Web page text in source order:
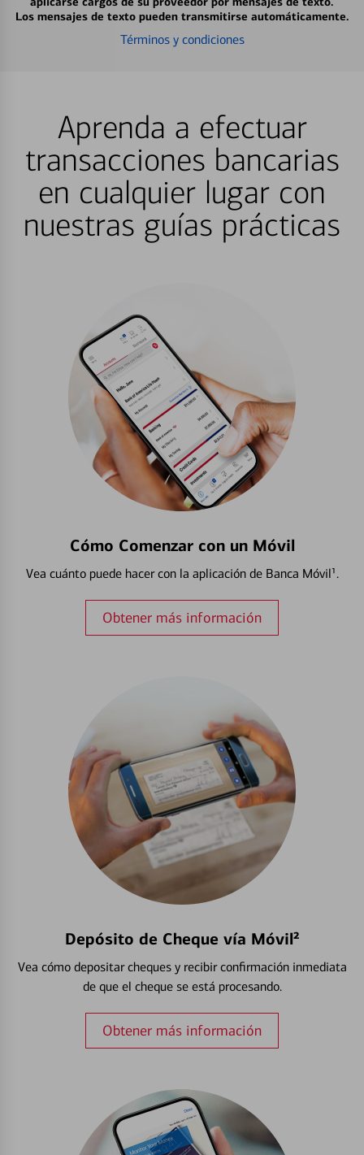
Los mensajes de texto pueden transmitirse automáticamente.
Términos y condiciones
Aprenda a efectuar
transacciones bancarias
en cualquier lugar con
nuestras guías prácticas
Cómo Comenzar con un Móvil
Vea cuánto puede hacer con la aplicación de Banca Móvil¹.
Obtener más información
Depósito de Cheque vía Móvil²
Vea cómo depositar cheques y recibir confirmación inmediata
de que el cheque se está procesando.
Obtener más información